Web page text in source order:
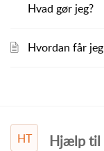
Hvad gør jeg?
Hvordan får
HT Hjælp til